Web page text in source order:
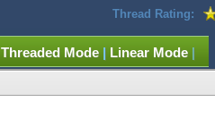
Thread Rating:
Threaded Mode | Linear Mode |